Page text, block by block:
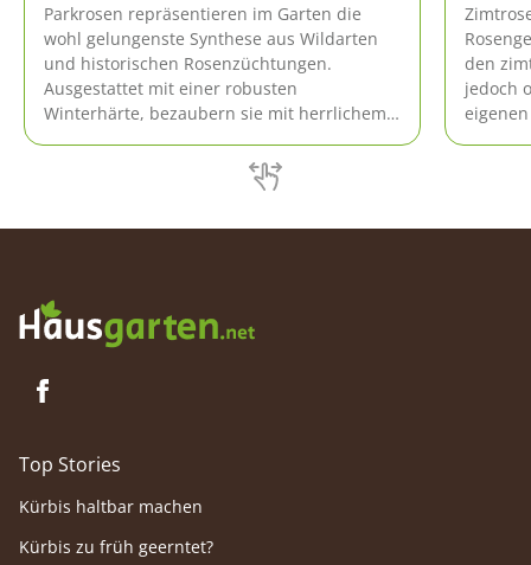
Parkrosen repräsentieren im Garten die
wohl gelungenste Synthese aus Wildarten
und historischen Rosenzüchtungen.
Ausgestattet mit einer robusten
Winterhärte, bezaubern sie mit herrlichem
Sie hier die schönsten Sorten und stöbern
in praktischen Tipps zu Pflanzen und Pflege.
den
jedoch
Top Stories
Kürbis haltbar machen
Kürbis zu früh geerntet?